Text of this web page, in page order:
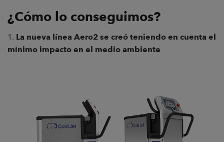
¿Cómo lo conseguimos?
1. La nueva línea Aero2 se creó teniendo en cuenta el
mínimo impacto en el medio ambiente